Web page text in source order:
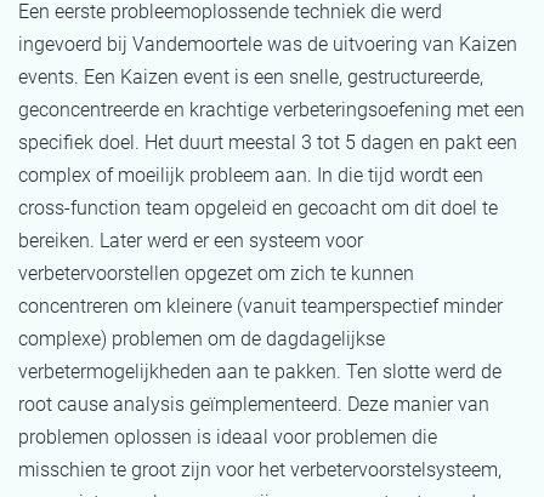
Een eerste probleemoplossende techniek die werd
ingevoerd bij Vandemoortele was de uitvoering van Kaizen
events. Een Kaizen event is een snelle, gestructureerde,
geconcentreerde en krachtige verbeteringsoefening met een
specifiek doel. Het duurt meestal 3 tot 5 dagen en pakt een
complex of moeilijk probleem aan. In die tijd wordt een
cross-function team opgeleid en gecoacht om dit doel te
bereiken. Later werd er een systeem voor
verbetervoorstellen opgezet om zich te kunnen
concentreren om kleinere (vanuit teamperspectief minder
complexe) problemen om de dagdagelijkse
verbetermogelijkheden aan te pakken. Ten slotte werd de
root cause analysis geïmplementeerd. Deze manier van
problemen oplossen is ideaal voor problemen die
misschien te groot zijn voor het verbetervoorstelsysteem,